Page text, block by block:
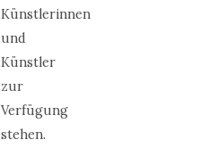
Künstlerinnen
und
Künstler
zur
Verfügung
stehen.